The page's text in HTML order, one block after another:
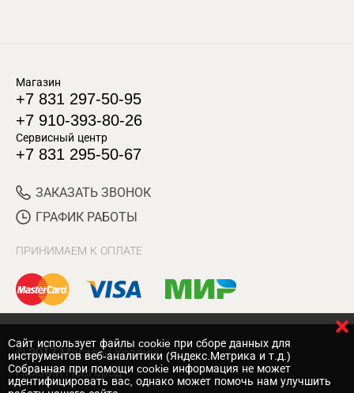
Магазин
+7 831 297-50-95
+7 910-393-80-26
Сервисный центр
+7 831 295-50-67
ЗАКАЗАТЬ ЗВОНОК
ГРАФИК РАБОТЫ
ПРИНИМАЕМ К ОПЛАТЕ
© 2017 Магазин Хозяин
Нижний Новгород
Cайт использует файлы cookie при сборе данных для
инструментов веб-аналитики (Яндекс.Метрика и т.д.)
Собранная при помощи cookie информация не может
идентифицировать вас, однако может помочь нам улучшить